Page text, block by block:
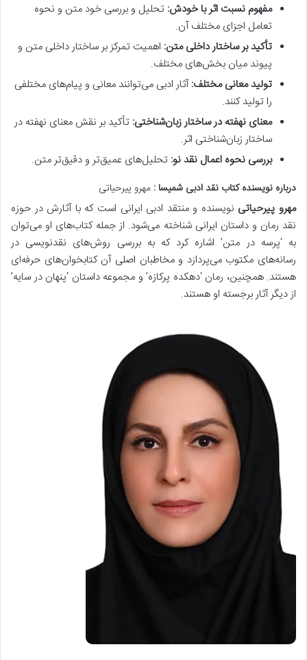
مفهوم نسبت اثر با خودش: تحلیل و بررسی خود متن و نحوه
تعامل اجزای مختلف آن.
تأکید بر ساختار داخلی متن: اهمیت تمرکز بر ساختار داخلی متن و
پیوند میان بخش‌های مختلف.
تولید معانی مختلف:آثار ادبی می‌توانند معانی و پیام‌های مختلفی
را تولید کنند.
معنای نهفته در ساختار زبان‌شناختی: تأکید بر نقش معنای نهفته در
ساختار زبان‌شناختی اثر.
بررسی نحوه اعمال نقد نو: تحلیل‌های عمیق‌تر و دقیق‌تر متن.
درباره نویسنده کتاب نقد ادبی شمیسا : مهرو پیرحیاتی
مهرو پیرحیاتی نویسنده و منتقد ادبی ایرانی است که با آثارش در حوزه
نقد رمان و داستان ایرانی شناخته می‌شود. از جمله کتاب‌های او می‌توان
به ‘پرسه در متن’ اشاره کرد که به بررسی روش‌های نقدنویسی در
رسانه‌های مکتوب می‌پردازد و مخاطبان اصلی آن کتابخوان‌های حرفه‌ای
هستند. همچنین، رمان ‘دهکده پرکازه’ و مجموعه داستان ‘پنهان در سایه’
از دیگر آثار برجسته او هستند.